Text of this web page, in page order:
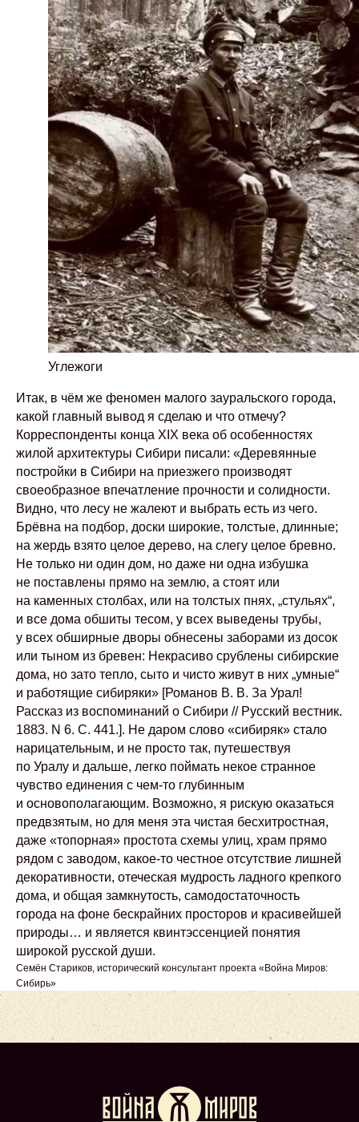
Углежоги
Итак, в чём же феномен малого зауральского города,
какой главный вывод я сделаю и что отмечу?
Корреспонденты конца XIX века об особенностях
жилой архитектуры Сибири писали: «Деревянные
постройки в Сибири на приезжего производят
своеобразное впечатление прочности и солидности.
Видно, что лесу не жалеют и выбрать есть из чего.
Брёвна на подбор, доски широкие, толстые, длинные;
на жердь взято целое дерево, на слегу целое бревно.
Не только ни один дом, но даже ни одна избушка
не поставлены прямо на землю, а стоят или
на каменных столбах, или на толстых пнях, „стульях“,
и все дома обшиты тесом, у всех выведены трубы,
у всех обширные дворы обнесены заборами из досок
или тыном из бревен: Некрасиво срублены сибирские
дома, но зато тепло, сыто и чисто живут в них „умные“
и работящие сибиряки» [Романов В. В. За Урал!
Рассказ из воспоминаний о Сибири // Русский вестник.
1883. N 6. С. 441.]. Не даром слово «сибиряк» стало
нарицательным, и не просто так, путешествуя
по Уралу и дальше, легко поймать некое странное
чувство единения с чем-то глубинным
и основополагающим. Возможно, я рискую оказаться
предвзятым, но для меня эта чистая бесхитростная,
даже «топорная» простота схемы улиц, храм прямо
рядом с заводом, какое-то честное отсутствие лишней
декоративности, отеческая мудрость ладного крепкого
дома, и общая замкнутость, самодостаточность
города на фоне бескрайних просторов и красивейшей
природы… и является квинтэссенцией понятия
широкой русской души.
Семён Стариков, исторический консультант проекта «Война Миров:
Сибирь»